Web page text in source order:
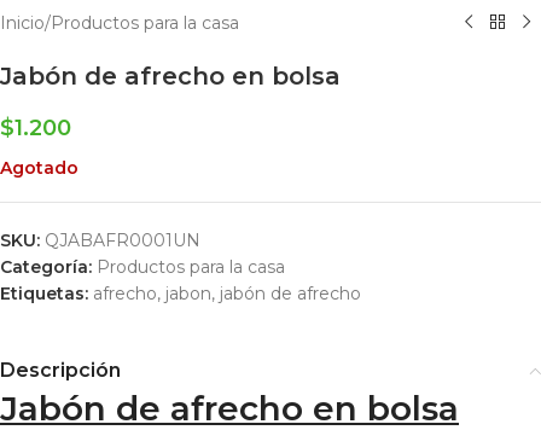
Inicio/Productos para la casa
Jabón de afrecho en bolsa
$1.200
Agotado
SKU: QJABAFR0001UN
Categoría: Productos para la casa
Etiquetas: afrecho, jabon, jabón de afrecho
Descripción
Jabón de afrecho en bolsa